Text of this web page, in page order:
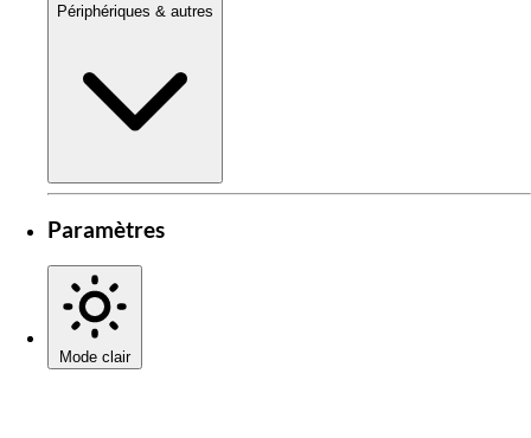
Périphériques & autres
Paramètres
Mode clair